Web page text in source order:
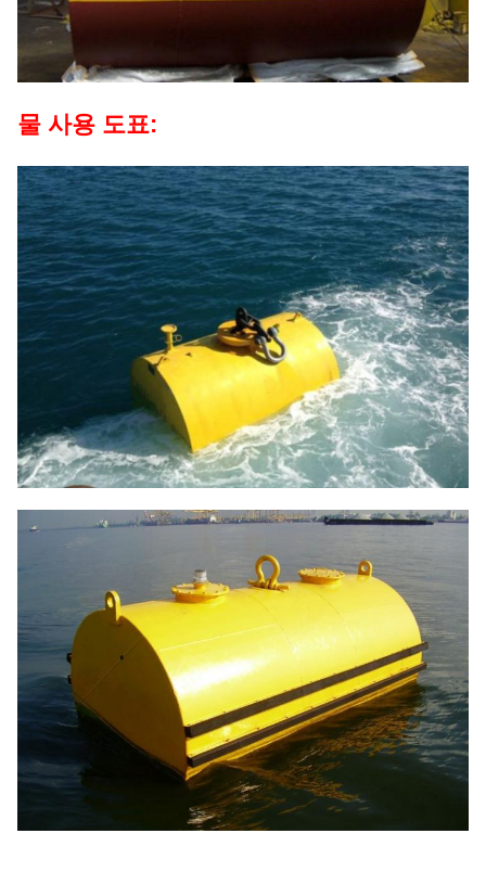
물 사용 도표: